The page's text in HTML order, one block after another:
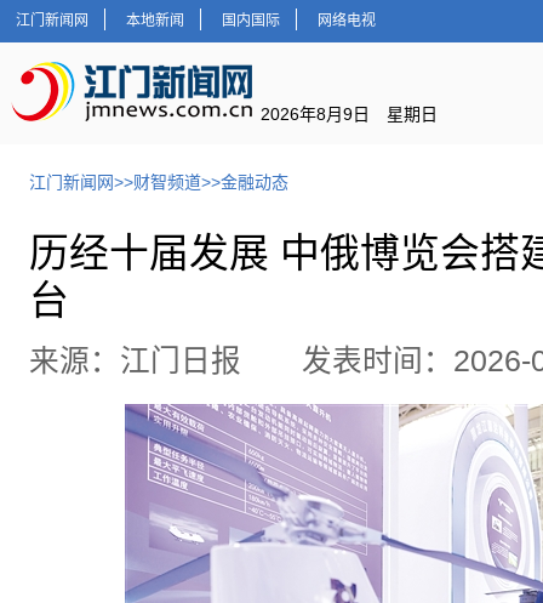
江门新闻网 本地新闻 国内国际 网络电视
2026年8月9日 星期日
江门新闻网>>财智频道>>金融动态
历经十届发展 中俄博览会搭
台
来源：江门日报 发表时间：